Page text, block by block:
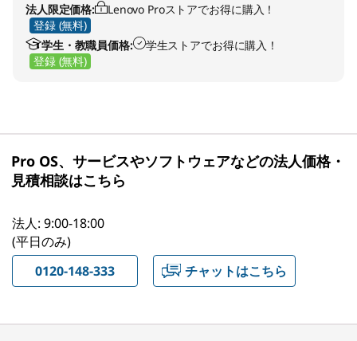
法人限定価格:
Lenovo Proストアでお得に購入！
登録 (無料)
学生・教職員価格:
学生ストアでお得に購入！
登録 (無料)
Pro OS、サービスやソフトウェアなどの法人価格・
見積相談はこちら
法人: 9:00-18:00
(平日のみ)
0120-148-333
チャットはこちら